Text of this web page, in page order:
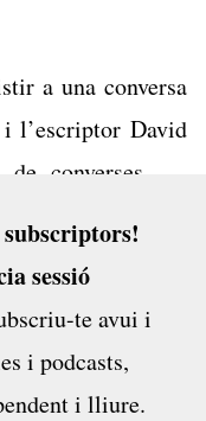
a una conversa
l’escriptor David
converses del
fa pesat, estar-se
un càstig.
i les entrades
moda. Són...
sessió
te avui i
i podcasts,
i lliure.